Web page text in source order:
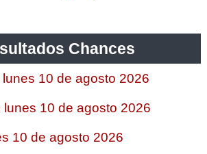
Chances
lunes 10 de agosto 2026
lunes 10 de agosto 2026
10 de agosto 2026